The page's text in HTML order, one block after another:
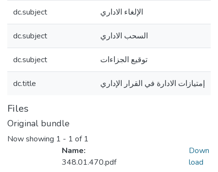
dc.subject الإلغاء الاداري
dc.subject السحب الاداري
dc.subject توقيع الجزاءات
dc.title إمتيازات الادارة في القرار الإداري
Files
Original bundle
Now showing 1 - 1 of 1
Name:
348.01.470.pdf
Down
load